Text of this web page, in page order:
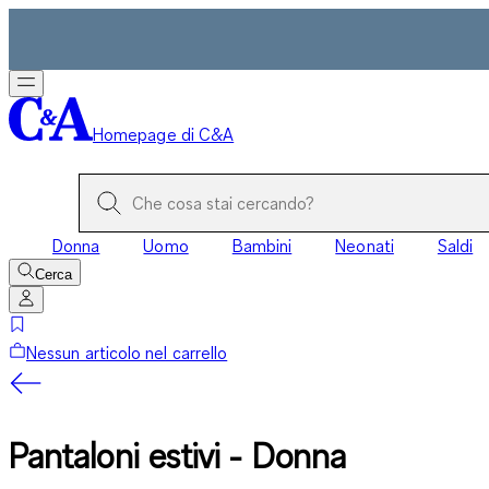
Homepage di C&A
Donna Uomo Bambini Neonati Saldi
Cerca
Nessun articolo nel carrello
Pantaloni estivi - Donna